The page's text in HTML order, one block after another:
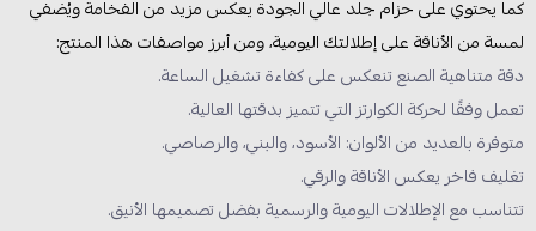
كما يحتوي على حزام جلد عالي الجودة يعكس مزيد من الفخامة ويُضفي
لمسة من الأناقة على إطلالتك اليومية، ومن أبرز مواصفات هذا المنتج:
دقة متناهية الصنع تنعكس على كفاءة تشغيل الساعة.
تعمل وفقًا لحركة الكوارتز التي تتميز بدقتها العالية.
متوفرة بالعديد من الألوان: الأسود، والبني، والرصاصي.
تغليف فاخر يعكس الأناقة والرقي.
تتناسب مع الإطلالات اليومية والرسمية بفضل تصميمها الأنيق.